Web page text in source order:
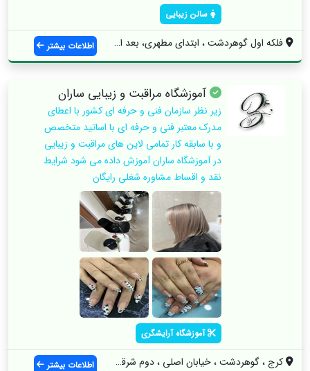
سالن زیبایی
فلکه اول گوهردشت ، ابتدای مطهری، بعد از ... اطلاعات بیشتر
آموزشگاه مراقبت و زیبایی ساران
زیر نظر سازمان فنی و حرفه ای کشور با اعطای
مدرک معتبر فنی و حرفه ای با اساتید متخصص
و با سابقه کار تمامی لاین های مراقبت و زیبایی
در آموزشگاه ساران آموزش داده می شود شرایط
نقد و اقساط مشاوره شغلی رایگان
آموزشگاه آرایشگری
کرج ، گوهردشت ، خیابان اصلی ، دوم شرقی س... اطلاعات بیشتر